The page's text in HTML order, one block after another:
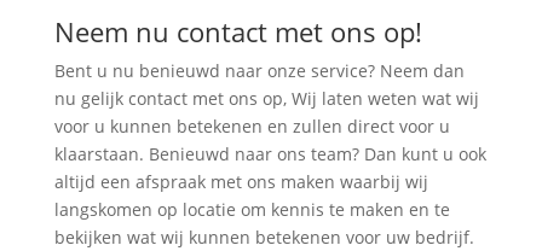
Neem nu contact met ons op!
Bent u nu benieuwd naar onze service? Neem dan
nu gelijk contact met ons op, Wij laten weten wat wij
voor u kunnen betekenen en zullen direct voor u
klaarstaan. Benieuwd naar ons team? Dan kunt u ook
altijd een afspraak met ons maken waarbij wij
langskomen op locatie om kennis te maken en te
bekijken wat wij kunnen betekenen voor uw bedrijf.